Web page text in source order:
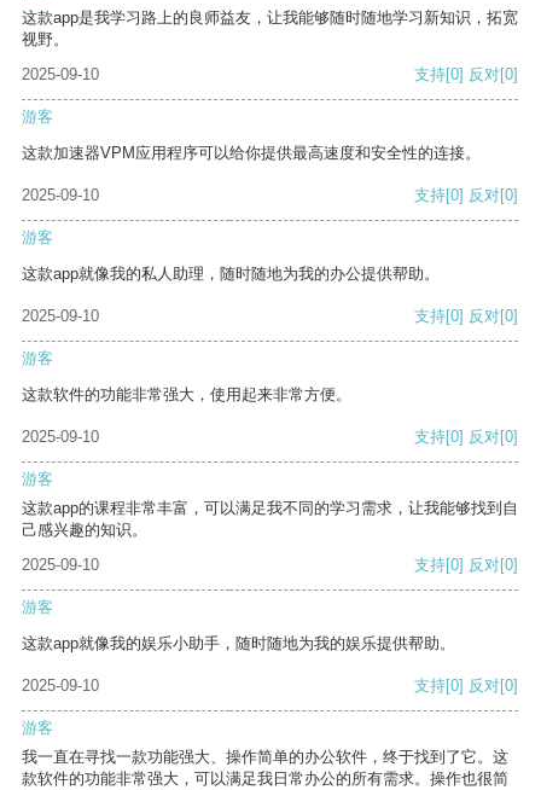
这款app是我学习路上的良师益友，让我能够随时随地学习新知识，拓宽
视野。
2025-09-10
支持[0] 反对[0]
游客
这款加速器VPM应用程序可以给你提供最高速度和安全性的连接。
2025-09-10 支持[0] 反对[0]
游客
这款app就像我的私人助理，随时随地为我的办公提供帮助。
2025-09-10 支持[0] 反对[0]
游客
这款软件的功能非常强大，使用起来非常方便。
2025-09-10 支持[0] 反对[0]
游客
这款app的课程非常丰富，可以满足我不同的学习需求，让我能够找到自
己感兴趣的知识。
2025-09-10
支持[0] 反对[0]
游客
这款app就像我的娱乐小助手，随时随地为我的娱乐提供帮助。
2025-09-10 支持[0] 反对[0]
游客
我一直在寻找一款功能强大、操作简单的办公软件，终于找到了它。这
款软件的功能非常强大，可以满足我日常办公的所有需求。操作也很简